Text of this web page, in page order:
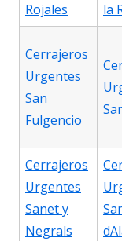
Rojales
la
Cerrajeros
Urgentes
San
Fulgencio
Cerrajeros
Urgentes
Sanet y
Negrals